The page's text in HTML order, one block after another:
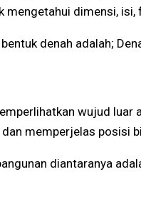
mengetahui dimensi,
denah adalah;
wujud
memperjelas posisi
diantaranya